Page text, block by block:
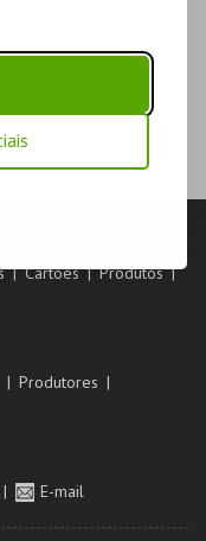
Cartões
Produtos
Produtores
E-mail